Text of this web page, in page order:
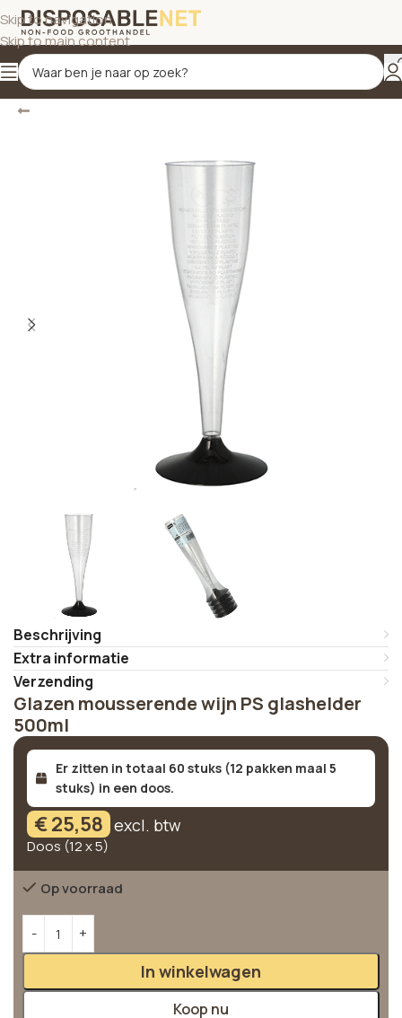
Skip to navigation
Skip to main content
Terug Home/Drinkbekers en glazen helder glas
Beschrijving
Extra informatie
Verzending
Glazen mousserende wijn PS glashelder
500ml
Er zitten in totaal 60 stuks (12 pakken maal 5
stuks) in een doos.
€25,58 excl. btw
Doos (12 x 5)
Op voorraad
In winkelwagen
Koop nu